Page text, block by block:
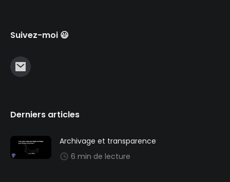
Suivez-moi 😃
Derniers articles
Archivage et transparence
6 min de lecture